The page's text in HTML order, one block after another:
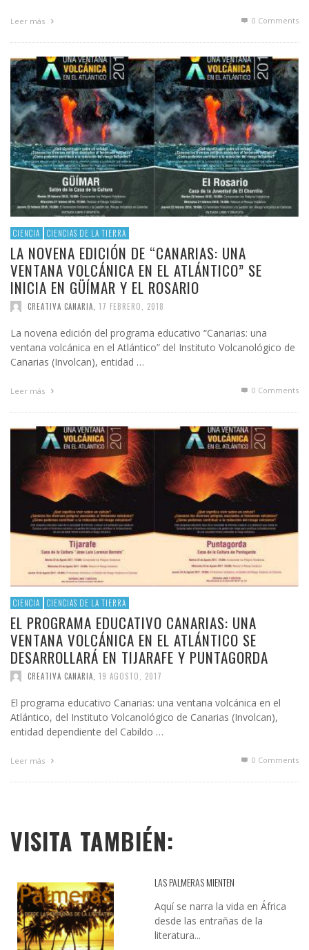
Leer más 0 Comments
CIENCIA CIENCIAS DE LA TIERRA
LA NOVENA EDICIÓN DE “CANARIAS: UNA
VENTANA VOLCÁNICA EN EL ATLÁNTICO” SE
INICIA EN GÜÍMAR Y EL ROSARIO
CREATIVA CANARIA 17 FEBRERO, 2018
La novena edición del programa educativo “Canarias: una
ventana volcánica en el Atlántico” del Instituto Volcanológico de
Canarias (Involcan), entidad …
Leer más 0 Comments
CIENCIA CIENCIAS DE LA TIERRA
EL PROGRAMA EDUCATIVO CANARIAS: UNA
VENTANA VOLCÁNICA EN EL ATLÁNTICO SE
DESARROLLARÁ EN TIJARAFE Y PUNTAGORDA
CREATIVA CANARIA 19 AGOSTO, 2017
El programa educativo Canarias: una ventana volcánica en el
Atlántico, del Instituto Volcanológico de Canarias (Involcan),
entidad dependiente del Cabildo …
Leer más 0 Comments
VISITA TAMBIÉN:
LAS PALMERAS MIENTEN
Aquí se narra la vida en África
desde las entrañas de la
literatura...